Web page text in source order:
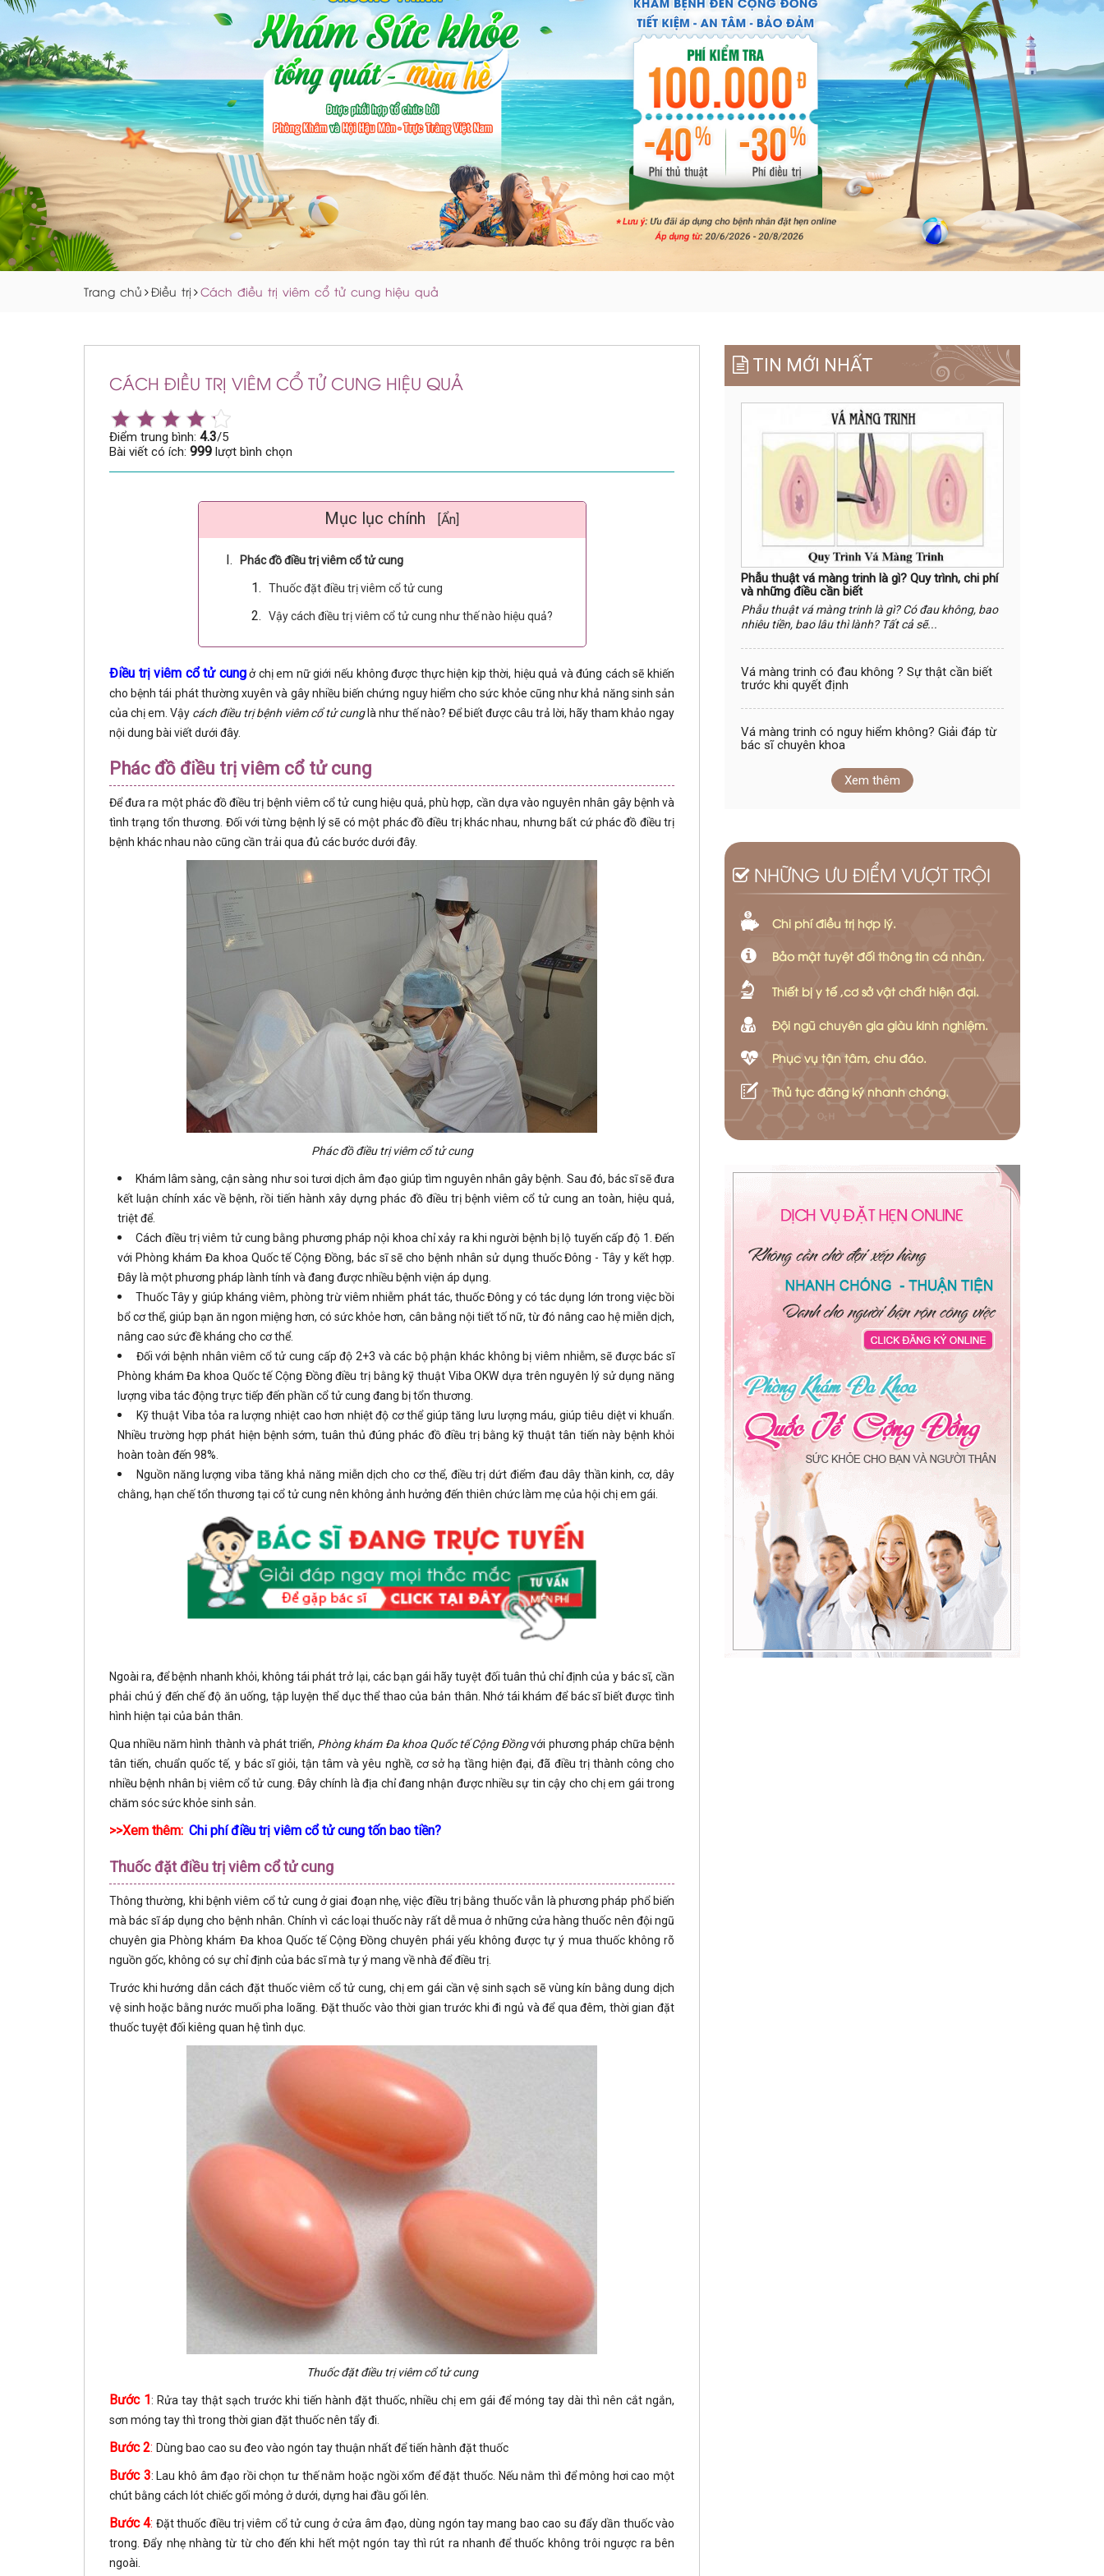
Trang chủ Điều trị Cách điều trị viêm cổ tử cung hiệu quả
CÁCH ĐIỀU TRỊ VIÊM CỔ TỬ CUNG HIỆU QUẢ
Điểm trung bình: 4.3/5
Bài viết có ích: 999 lượt bình chọn
Mục lục chính [Ẩn]
Phác đồ điều trị viêm cổ tử cung
Thuốc đặt điều trị viêm cổ tử cung
Vậy cách điều trị viêm cổ tử cung như thế nào hiệu quả?
Điều trị viêm cổ tử cungở chị em nữ giới nếu không được thực hiện kịp thời, hiệu quả và đúng cách sẽ khiến
cho bệnh tái phát thường xuyên và gây nhiều biến chứng nguy hiểm cho sức khỏe cũng như khả năng sinh sản
của chị em. Vậy cách điều trị bệnh viêm cổ tử cung là như thế nào? Để biết được câu trả lời, hãy tham khảo ngay
nội dung bài viết dưới đây.
Phác đồ điều trị viêm cổ tử cung
Để đưa ra một phác đồ điều trị bệnh viêm cổ tử cung hiệu quả, phù hợp, cần dựa vào nguyên nhân gây bệnh và
tình trạng tổn thương. Đối với từng bệnh lý sẽ có một phác đồ điều trị khác nhau, nhưng bất cứ phác đồ điều trị
bệnh khác nhau nào cũng cần trải qua đủ các bước dưới đây.
Phác đồ điều trị viêm cổ tử cung
Khám lâm sàng, cận sàng như soi tươi dịch âm đạo giúp tìm nguyên nhân gây bệnh. Sau đó, bác sĩ sẽ đưa
kết luận chính xác về bệnh, rồi tiến hành xây dựng phác đồ điều trị bệnh viêm cổ tử cung an toàn, hiệu quả,
triệt để.
Cách điều trị viêm tử cung bằng phương pháp nội khoa chỉ xảy ra khi người bệnh bị lộ tuyến cấp độ 1. Đến
với Phòng khám Đa khoa Quốc tế Cộng Đồng, bác sĩ sẽ cho bệnh nhân sử dụng thuốc Đông - Tây y kết hợp.
Đây là một phương pháp lành tính và đang được nhiều bệnh viện áp dụng.
Thuốc Tây y giúp kháng viêm, phòng trừ viêm nhiễm phát tác, thuốc Đông y có tác dụng lớn trong việc bồi
bổ cơ thể, giúp bạn ăn ngon miệng hơn, có sức khỏe hơn, cân bằng nội tiết tố nữ, từ đó nâng cao hệ miễn dịch,
nâng cao sức đề kháng cho cơ thể.
Đối với bệnh nhân viêm cổ tử cung cấp độ 2+3 và các bộ phận khác không bị viêm nhiễm, sẽ được bác sĩ
Phòng khám Đa khoa Quốc tế Cộng Đồng điều trị bằng kỹ thuật Viba OKW dựa trên nguyên lý sử dụng năng
lượng viba tác động trực tiếp đến phần cổ tử cung đang bị tổn thương.
Kỹ thuật Viba tỏa ra lượng nhiệt cao hơn nhiệt độ cơ thể giúp tăng lưu lượng máu, giúp tiêu diệt vi khuẩn.
Nhiều trường hợp phát hiện bệnh sớm, tuân thủ đúng phác đồ điều trị bằng kỹ thuật tân tiến này bệnh khỏi
hoàn toàn đến 98%.
Nguồn năng lượng viba tăng khả năng miễn dịch cho cơ thể, điều trị dứt điểm đau dây thần kinh, cơ, dây
chằng, hạn chế tổn thương tại cổ tử cung nên không ảnh hưởng đến thiên chức làm mẹ của hội chị em gái.
Ngoài ra, để bệnh nhanh khỏi, không tái phát trở lại, các bạn gái hãy tuyệt đối tuân thủ chỉ định của y bác sĩ, cần
phải chú ý đến chế độ ăn uống, tập luyện thể dục thể thao của bản thân. Nhớ tái khám để bác sĩ biết được tình
hình hiện tại của bản thân.
Qua nhiều năm hình thành và phát triển, Phòng khám Đa khoa Quốc tế Cộng Đồngvới phương pháp chữa bệnh
tân tiến, chuẩn quốc tế, y bác sĩ giỏi, tận tâm và yêu nghề, cơ sở hạ tầng hiện đại, đã điều trị thành công cho
nhiều bệnh nhân bị viêm cổ tử cung. Đây chính là địa chỉ đang nhận được nhiều sự tin cậy cho chị em gái trong
chăm sóc sức khỏe sinh sản.
>>Xem thêm: Chi phí điều trị viêm cổ tử cung tốn bao tiền?
Thuốc đặt điều trị viêm cổ tử cung
Thông thường, khi bệnh viêm cổ tử cung ở giai đoạn nhẹ, việc điều trị bằng thuốc vẫn là phương pháp phổ biến
mà bác sĩ áp dụng cho bệnh nhân. Chính vì các loại thuốc này rất dễ mua ở những cửa hàng thuốc nên đội ngũ
chuyên gia Phòng khám Đa khoa Quốc tế Cộng Đồng chuyên phái yếu không được tự ý mua thuốc không rõ
nguồn gốc, không có sự chỉ định của bác sĩ mà tự ý mang về nhà để điều trị.
Trước khi hướng dẫn cách đặt thuốc viêm cổ tử cung, chị em gái cần vệ sinh sạch sẽ vùng kín bằng dung dịch
vệ sinh hoặc bằng nước muối pha loãng. Đặt thuốc vào thời gian trước khi đi ngủ và để qua đêm, thời gian đặt
thuốc tuyệt đối kiêng quan hệ tình dục.
Thuốc đặt điều trị viêm cổ tử cung
Bước 1: Rửa tay thật sạch trước khi tiến hành đặt thuốc, nhiều chị em gái để móng tay dài thì nên cắt ngắn,
sơn móng tay thì trong thời gian đặt thuốc nên tẩy đi.
Bước 2: Dùng bao cao su đeo vào ngón tay thuận nhất để tiến hành đặt thuốc
Bước 3: Lau khô âm đạo rồi chọn tư thế nằm hoặc ngồi xổm để đặt thuốc. Nếu nằm thì để mông hơi cao một
chút bằng cách lót chiếc gối mỏng ở dưới, dựng hai đầu gối lên.
Bước 4: Đặt thuốc điều trị viêm cổ tử cung ở cửa âm đạo, dùng ngón tay mang bao cao su đẩy dần thuốc vào
trong. Đẩy nhẹ nhàng từ từ cho đến khi hết một ngón tay thì rút ra nhanh để thuốc không trôi ngược ra bên
ngoài.
TIN MỚI NHẤT
Phẫu thuật vá màng trinh là gì? Quy trình, chi phí
và những điều cần biết
Phẫu thuật vá màng trinh là gì? Có đau không, bao
nhiêu tiền, bao lâu thì lành? Tất cả sẽ...
Vá màng trinh có đau không ? Sự thật cần biết
trước khi quyết định
Vá màng trinh có nguy hiểm không? Giải đáp từ
bác sĩ chuyên khoa
Xem thêm
NHỮNG ƯU ĐIỂM VƯỢT TRỘI
Chi phí điều trị hợp lý.
Bảo mật tuyệt đối thông tin cá nhân.
Thiết bị y tế ,cơ sở vật chất hiện đại.
Đội ngũ chuyên gia giàu kinh nghiệm.
Phục vụ tận tâm, chu đáo.
Thủ tục đăng ký nhanh chóng.